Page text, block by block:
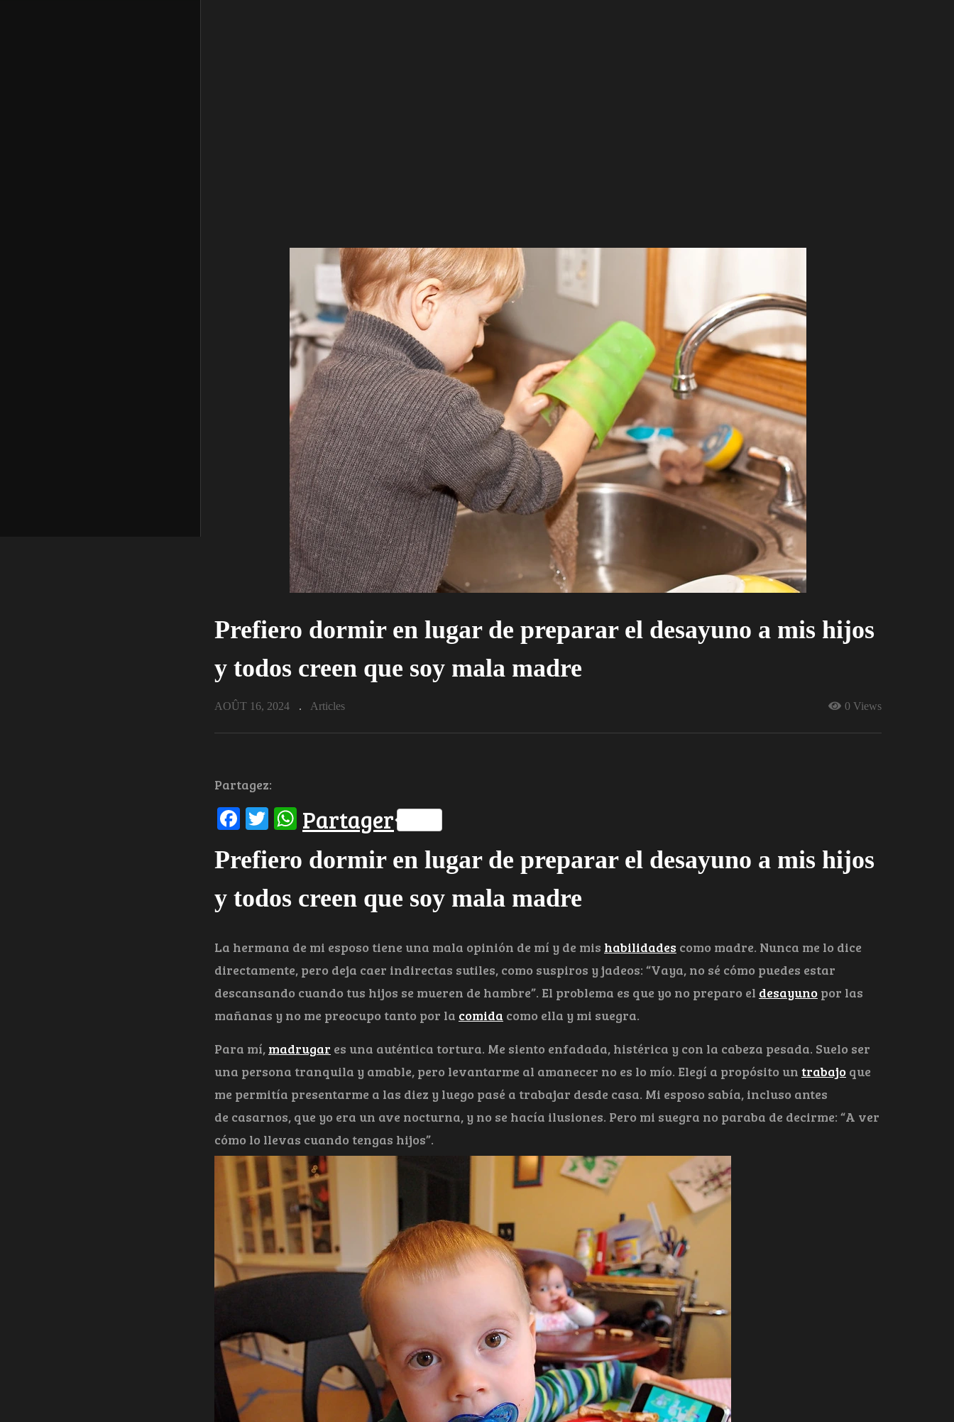
Prefiero dormir en lugar de preparar el desayuno a mis hijos
y todos creen que soy mala madre
AOÛT 16, 2024 Articles 0 Views
Partagez:
Facebook
Twitter
WhatsApp
Partager
Prefiero dormir en lugar de preparar el desayuno a mis hijos
y todos creen que soy mala madre
La hermana de mi esposo tiene una mala opinión de mí y de mis habilidades como madre. Nunca me lo dice
directamente, pero deja caer indirectas sutiles, como suspiros y jadeos: “Vaya, no sé cómo puedes estar
descansando cuando tus hijos se mueren de hambre”. El problema es que yo no preparo el desayuno por las
mañanas y no me preocupo tanto por la comida como ella y mi suegra.
Para mí, madrugar es una auténtica tortura. Me siento enfadada, histérica y con la cabeza pesada. Suelo ser
una persona tranquila y amable, pero levantarme al amanecer no es lo mío. Elegí a propósito un trabajo que
me permitía presentarme a las diez y luego pasé a trabajar desde casa. Mi esposo sabía, incluso antes
de casarnos, que yo era un ave nocturna, y no se hacía ilusiones. Pero mi suegra no paraba de decirme: “A ver
cómo lo llevas cuando tengas hijos”.